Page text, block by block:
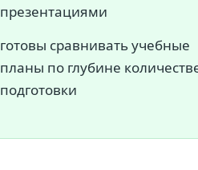
презентациями
готовы сравнивать учебные
планы по глубине
подготовки